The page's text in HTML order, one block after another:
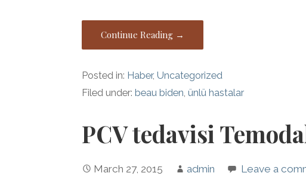
Continue Reading →
Posted in: Haber,Uncategorized
Filed under:beau biden ,ünlü hastalar
PCV tedavisi
March 27, 2015 admin Leave a